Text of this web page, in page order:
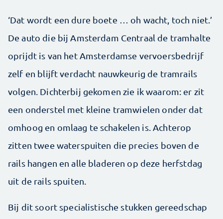
‘Dat wordt een dure boete … oh wacht, toch niet.’
De auto die bij Amsterdam Centraal de tramhalte
oprijdt is van het Amsterdamse vervoersbedrijf
zelf en blijft verdacht nauwkeurig de tramrails
volgen. Dichterbij gekomen zie ik waarom: er zit
een onderstel met kleine tramwielen onder dat
omhoog en omlaag te schakelen is. Achterop
zitten twee waterspuiten die precies boven de
rails hangen en alle bladeren op deze herfstdag
uit de rails spuiten.
Bij dit soort specialistische stukken gereedschap